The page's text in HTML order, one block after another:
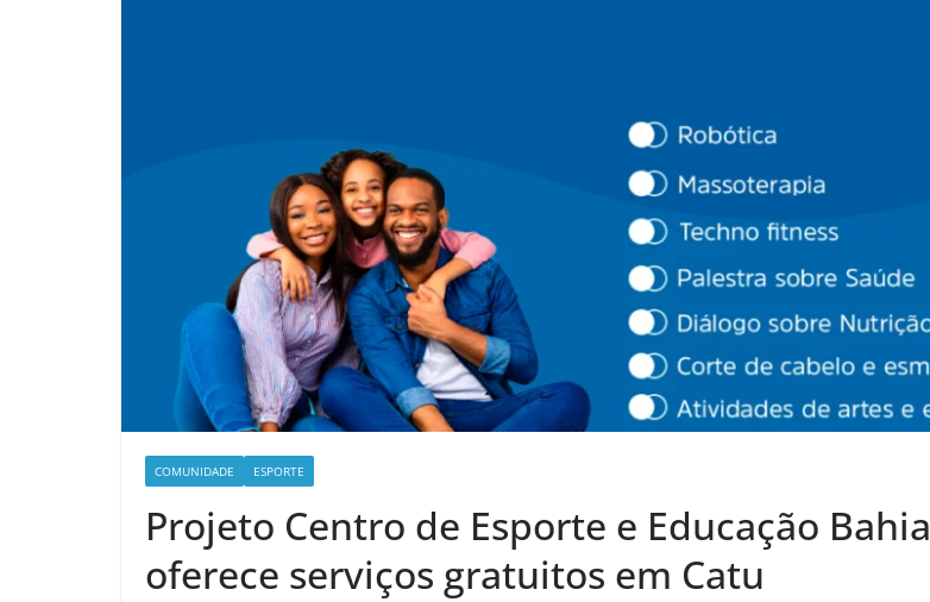
COMUNIDADE ESPORTE
Projeto Centro de Esporte e Educação Bahia
oferece serviços gratuitos em Catu